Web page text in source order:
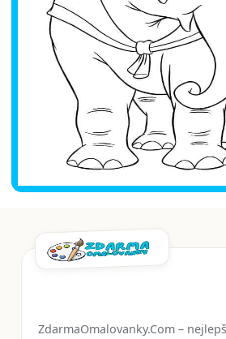
ZdarmaOmalovanky.Com –